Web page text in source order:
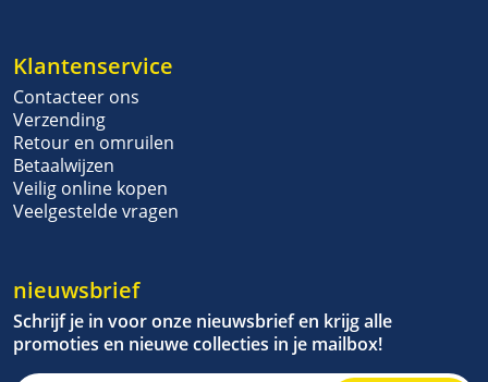
Klantenservice
Contacteer ons
Verzending
Retour en omruilen
Betaalwijzen
Veilig online kopen
Veelgestelde vragen
nieuwsbrief
Schrijf je in voor onze nieuwsbrief en krijg alle
promoties en nieuwe collecties in je mailbox!